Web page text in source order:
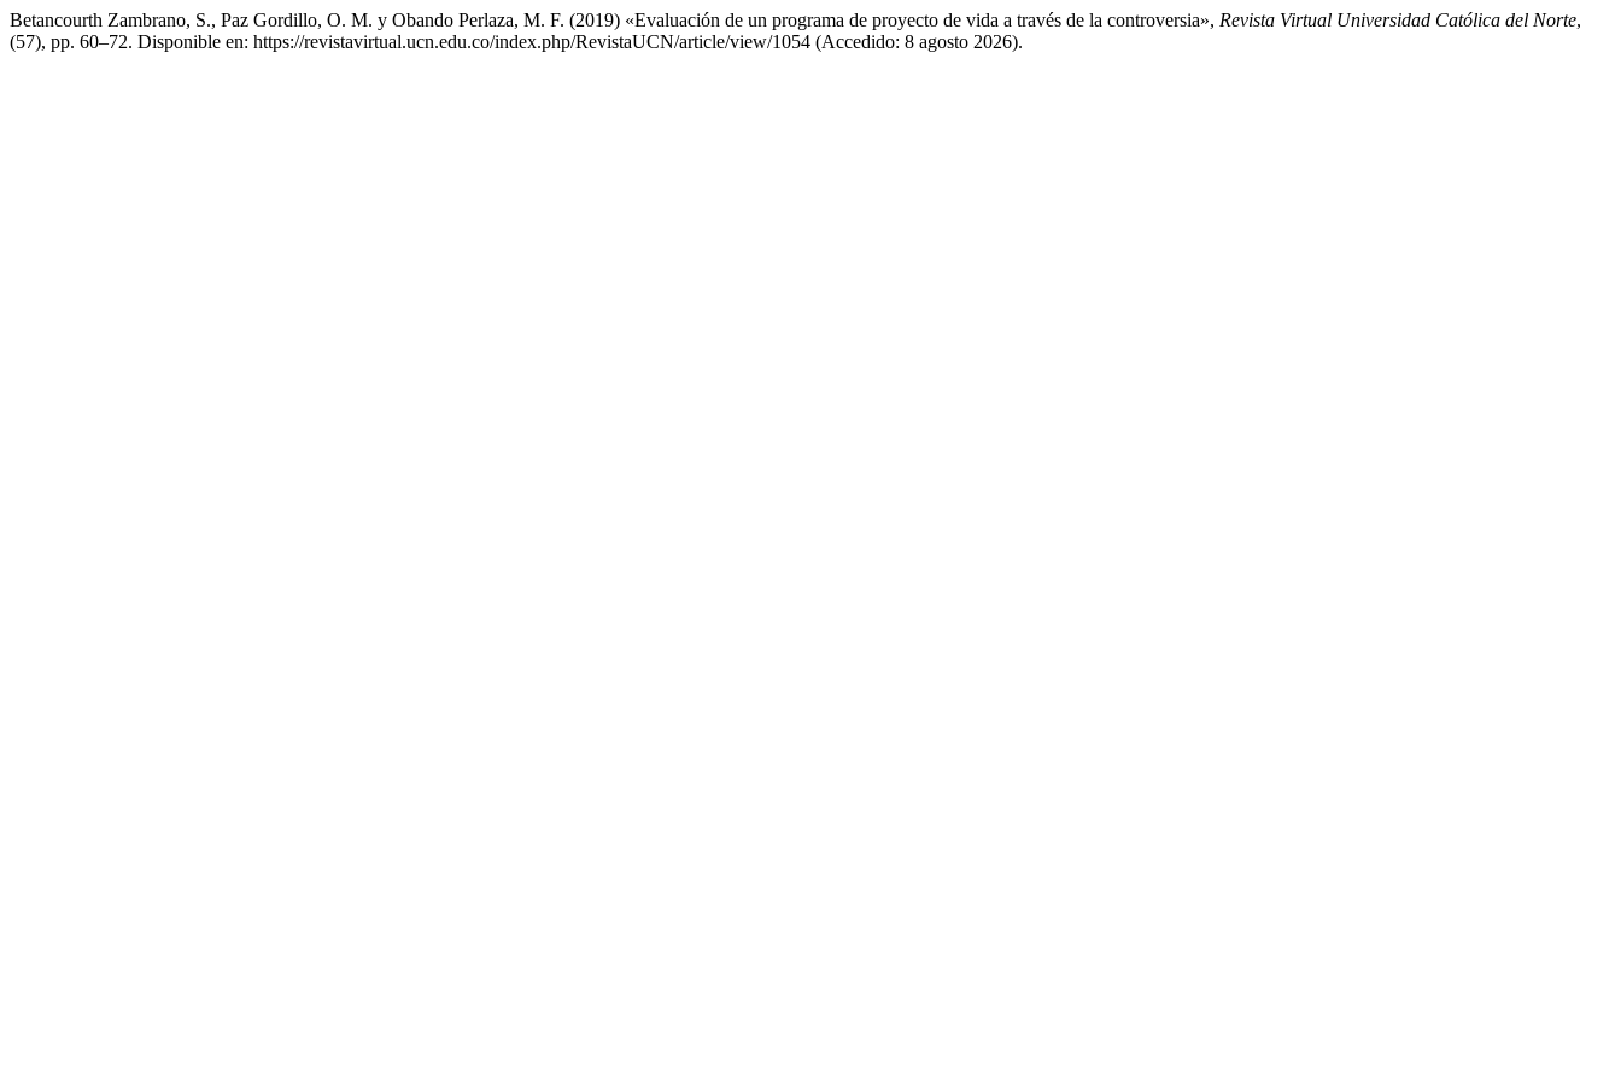
Betancourth Zambrano, S., Paz Gordillo, O. M. y Obando Perlaza, M. F. (2019) «Evaluación de un programa de proyecto de vida a través de la controversia», Revista Virtual Universidad Católica del Norte,
(57), pp. 60–72. Disponible en: https://revistavirtual.ucn.edu.co/index.php/RevistaUCN/article/view/1054 (Accedido: 8 agosto 2026).